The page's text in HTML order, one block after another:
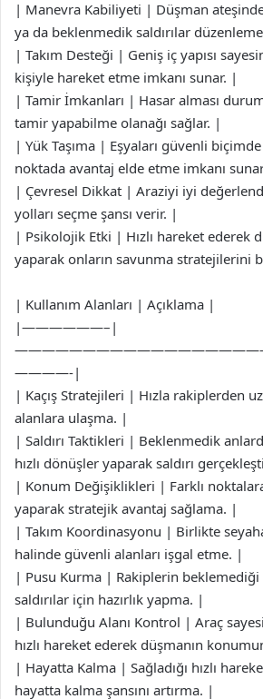
| Manevra Kabiliyeti | Düşman
ya da beklenmedik saldırılar
| Takım Desteği | Geniş iç yapısı
kişiyle hareket etme imkanı sunar. |
| Tamir İmkanları | Hasar alması
tamir yapabilme olanağı sağlar. |
| Yük Taşıma | Eşyaları güvenli
noktada avantaj elde etme imkanı
| Çevresel Dikkat | Araziyi iyi
yolları seçme şansı verir. |
| Psikolojik Etki | Hızlı hareket ederek
yaparak onların savunma stratejilerini
| Kullanım Alanları | Açıklama |
|——————–|
————-|
| Kaçış Stratejileri | Hızla rakiplerden
alanlara ulaşma. |
| Saldırı Taktikleri | Beklenmedik
hızlı dönüşler yaparak saldırı
| Konum Değişiklikleri | Farklı noktalara
yaparak stratejik avantaj sağlama. |
| Takım Koordinasyonu | Birlikte
halinde güvenli alanları işgal etme. |
| Pusu Kurma | Rakiplerin
saldırılar için hazırlık yapma. |
| Bulunduğu Alanı Kontrol | Araç
hızlı hareket ederek düşmanın
| Hayatta Kalma | Sağladığı hızlı
hayatta kalma şansını artırma. |